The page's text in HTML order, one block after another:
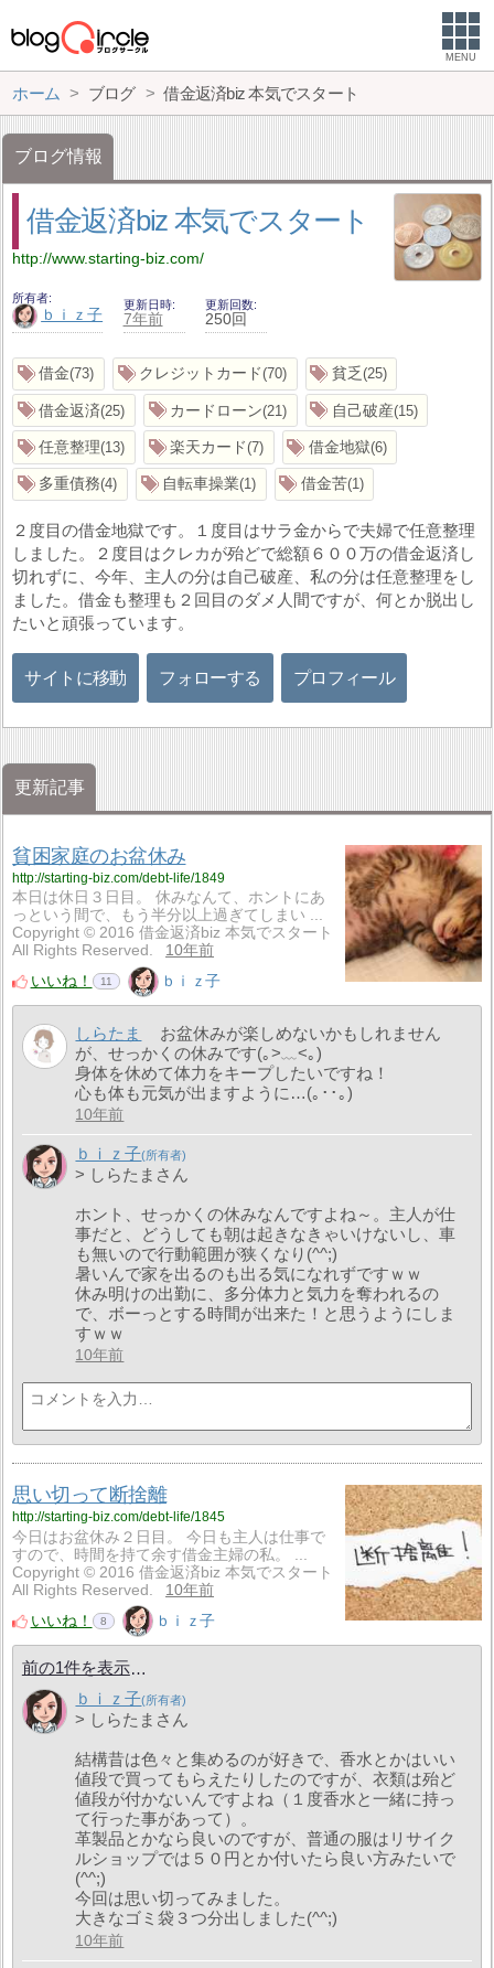
MENU
ホーム ブログ 借金返済biz 本気でスタート
ブログ情報
借金返済biz 本気でスタート
http://www.starting-biz.com/
所有者
ｂｉｚ子
更新日時
7年前
更新回数
250回
借金 73 クレジットカード 70 貧乏 25
借金返済 25 カードローン 21 自己破産 15
任意整理 13 楽天カード 7 借金地獄 6
多重債務 4 自転車操業 1 借金苦 1
２度目の借金地獄です。１度目はサラ金からで夫婦で任意整理
しました。２度目はクレカが殆どで総額６００万の借金返済し
切れずに、今年、主人の分は自己破産、私の分は任意整理をし
ました。借金も整理も２回目のダメ人間ですが、何とか脱出し
たいと頑張っています。
サイトに移動 フォローする プロフィール
更新記事
貧困家庭のお盆休み
http://starting-biz.com/debt-life/1849
本日は休日３日目。 休みなんて、ホントにあ
っという間で、もう半分以上過ぎてしまい ...
Copyright © 2016 借金返済biz 本気でスタート
All Rights Reserved.
10年前
いいね！
11 ｂｉｚ子
しらたま
お盆休みが楽しめないかもしれません
が、せっかくの休みです(｡>﹏<｡)
身体を休めて体力をキープしたいですね！
心も体も元気が出ますように…(｡･･｡)
10年前
ｂｉｚ子
> しらたまさん
ホント、せっかくの休みなんですよね～。主人が仕
事だと、どうしても朝は起きなきゃいけないし、車
も無いので行動範囲が狭くなり(^^;)
暑いんで家を出るのも出る気になれずですｗｗ
休み明けの出勤に、多分体力と気力を奪われるの
で、ボーっとする時間が出来た！と思うようにしま
すｗｗ
10年前
思い切って断捨離
http://starting-biz.com/debt-life/1845
今日はお盆休み２日目。 今日も主人は仕事で
すので、時間を持て余す借金主婦の私。 ...
Copyright © 2016 借金返済biz 本気でスタート
All Rights Reserved.
10年前
いいね！
8 ｂｉｚ子
前の1件を表示
ｂｉｚ子
> しらたまさん
結構昔は色々と集めるのが好きで、香水とかはいい
値段で買ってもらえたりしたのですが、衣類は殆ど
値段が付かないんですよね（１度香水と一緒に持っ
て行った事があって）。
革製品とかなら良いのですが、普通の服はリサイク
ルショップでは５０円とか付いたら良い方みたいで
(^^;)
今回は思い切ってみました。
大きなゴミ袋３つ分出しました(^^;)
10年前